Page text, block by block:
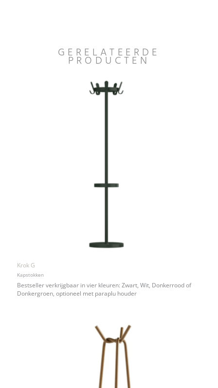
GERELATEERDE
PRODUCTEN
Krok G
Kapstokken
Bestseller verkrijgbaar in vier kleuren: Zwart, Wit, Donkerrood of
Donkergroen, optioneel met paraplu houder